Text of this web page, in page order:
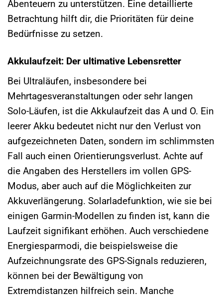
Abenteuern zu unterstützen. Eine detaillierte
Betrachtung hilft dir, die Prioritäten für deine
Bedürfnisse zu setzen.
Akkulaufzeit: Der ultimative Lebensretter
Bei Ultraläufen, insbesondere bei
Mehrtagesveranstaltungen oder sehr langen
Solo-Läufen, ist die Akkulaufzeit das A und O. Ein
leerer Akku bedeutet nicht nur den Verlust von
aufgezeichneten Daten, sondern im schlimmsten
Fall auch einen Orientierungsverlust. Achte auf
die Angaben des Herstellers im vollen GPS-
Modus, aber auch auf die Möglichkeiten zur
Akkuverlängerung. Solarladefunktion, wie sie bei
einigen Garmin-Modellen zu finden ist, kann die
Laufzeit signifikant erhöhen. Auch verschiedene
Energiesparmodi, die beispielsweise die
Aufzeichnungsrate des GPS-Signals reduzieren,
können bei der Bewältigung von
Extremdistanzen hilfreich sein. Manche